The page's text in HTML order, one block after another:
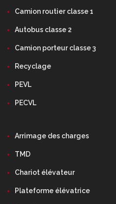
Camion routier classe 1
Autobus classe 2
Camion porteur classe 3
Recyclage
PEVL
PECVL
Arrimage des charges
TMD
Chariot élévateur
Plateforme élévatrice